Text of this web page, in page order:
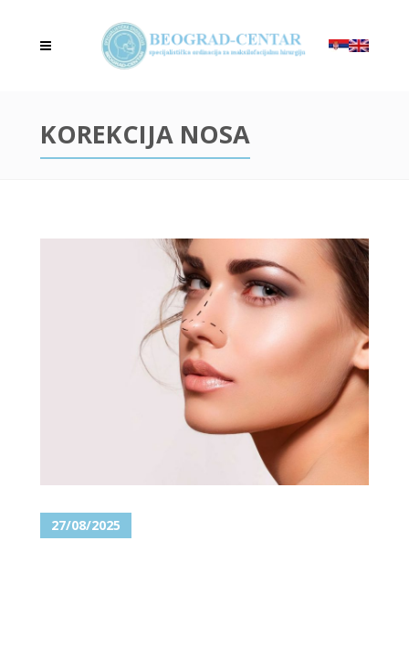
KOREKCIJA NOSA
27/08/2025